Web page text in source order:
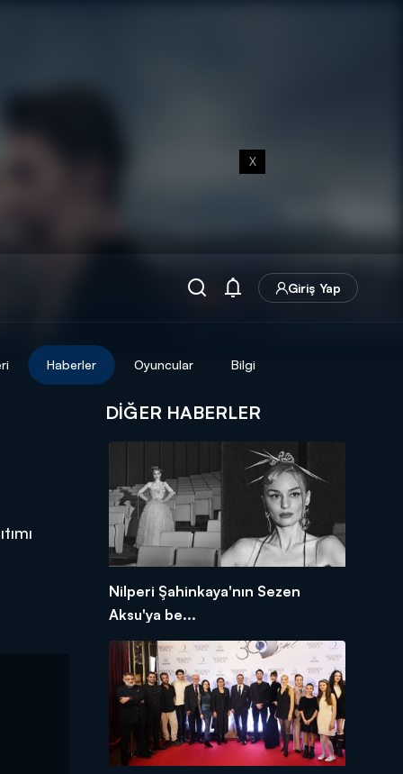
X
Giriş Yap
Haberler Oyuncular Bilgi
DIĞER HABERLER
Nilperi Şahinkaya'nın Sezen
Aksu'ya be...